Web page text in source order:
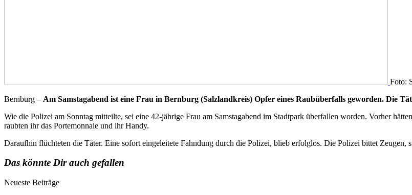
Foto:
Bernburg – Am Samstagabend ist eine Frau in Bernburg (Salzlandkreis) Opfer eines Raubüberfalls geworden. Die
Wie die Polizei am Sonntag mitteilte, sei eine 42-jährige Frau am Samstagabend im Stadtpark überfallen worden. Vorher
raubten ihr das Portemonnaie und ihr Handy.
Daraufhin flüchteten die Täter. Eine sofort eingeleitete Fahndung durch die Polizei, blieb erfolglos. Die Polizei bittet Zeugen,
Das könnte Dir auch gefallen
Neueste Beiträge